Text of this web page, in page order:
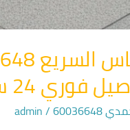
24 ساعة
/
admin